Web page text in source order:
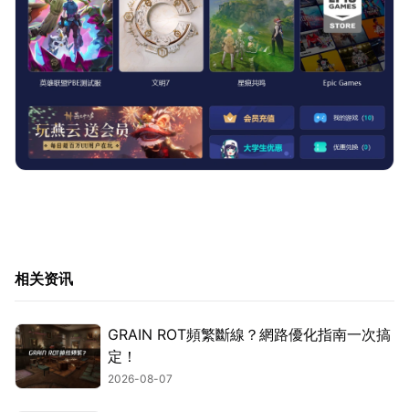
相关资讯
GRAIN ROT頻繁斷線？網路優化指南一次搞
定！
2026-08-07